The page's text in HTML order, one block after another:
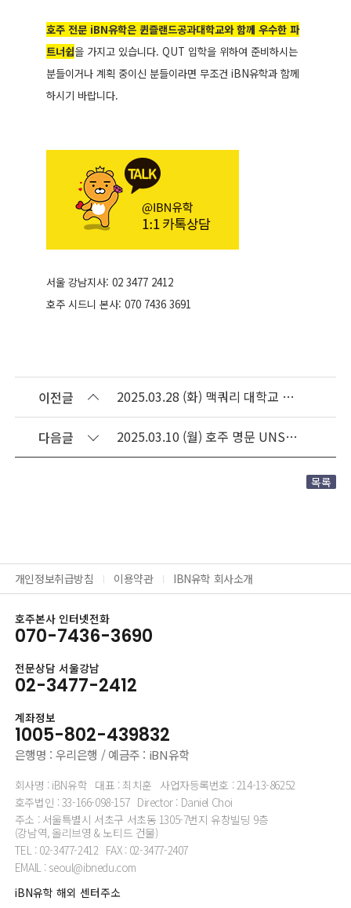
호주 전문 iBN유학은 퀸즐랜드공과대학교와 함께 우수한 파
트너쉽을 가지고 있습니다. QUT 입학을 위하여 준비하시는
분들이거나 계획 중이신 분들이라면 무조건 iBN유학과 함께
하시기 바랍니다.
서울 강남지사: 02 3477 2412
호주 시드니 본사: 070 7436 3691
이전글 2025.03.28 (화) 맥쿼리 대학교 통번역 석사 과정 관련 미팅
다음글 2025.03.10 (월) 호주 명문 UNSW & UNSW College iBN유학 강남지사 방문
목록
개인정보취급방침 이용약관 IBN유학 회사소개
호주본사 인터넷전화
070-7436-3690
전문상담 서울강남
02-3477-2412
계좌정보
1005-802-439832
은행명 : 우리은행 / 예금주 : iBN유학
회사명 : iBN유학 대표 : 최치훈 사업자등록번호 : 214-13-86252
호주법인 : 33-166-098-157 Director : Daniel Choi
주소 : 서울특별시 서초구 서초동 1305-7번지 유창빌딩 9층
(강남역, 올리브영 & 노티드 건물)
TEL : 02-3477-2412 FAX : 02-3477-2407
EMAIL : seoul@ibnedu.com
iBN유학 해외 센터주소